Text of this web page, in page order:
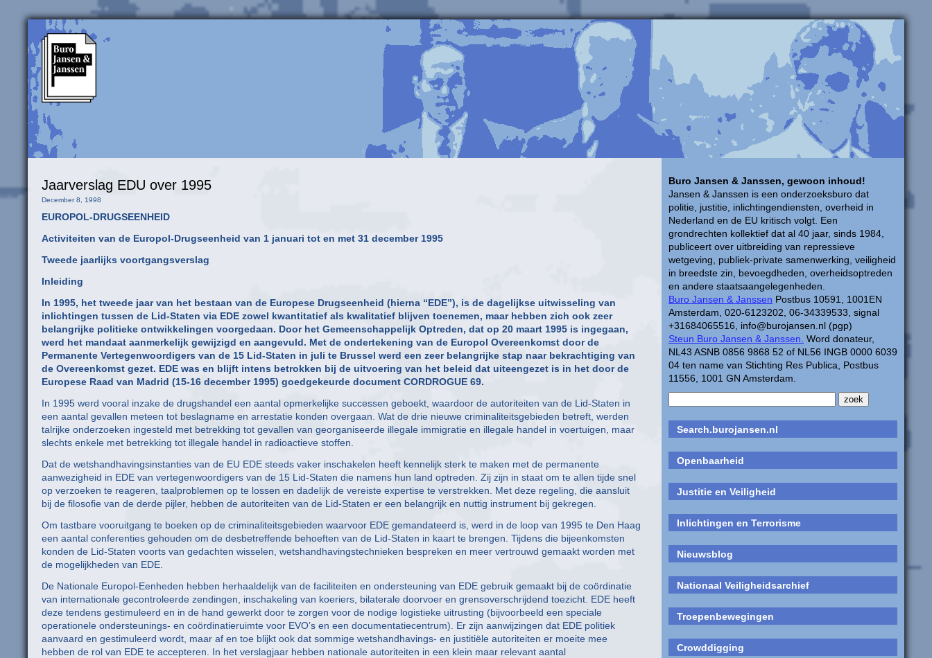
Buro Jansen & Janssen, gewoon inhoud!
Jansen & Janssen is een onderzoeksburo dat
politie, justitie, inlichtingendiensten, overheid in
Nederland en de EU kritisch volgt. Een
grondrechten kollektief dat al 40 jaar, sinds 1984,
publiceert over uitbreiding van repressieve
wetgeving, publiek-private samenwerking, veiligheid
in breedste zin, bevoegdheden, overheidsoptreden
en andere staatsaangelegenheden.
Buro Jansen & Janssen Postbus 10591, 1001EN
Amsterdam, 020-6123202, 06-34339533, signal
+31684065516, info@burojansen.nl (pgp)
Steun Buro Jansen & Janssen. Word donateur,
NL43 ASNB 0856 9868 52 of NL56 INGB 0000 6039
04 ten name van Stichting Res Publica, Postbus
11556, 1001 GN Amsterdam.
Search.burojansen.nl
Openbaarheid
Justitie en Veiligheid
Inlichtingen en Terrorisme
Nieuwsblog
Nationaal Veiligheidsarchief
Troepenbewegingen
Crowddigging
Jaarverslag EDU over 1995
December 8, 1998
EUROPOL-DRUGSEENHEID
Activiteiten van de Europol-Drugseenheid van 1 januari tot en met 31 december 1995
Tweede jaarlijks voortgangsverslag
Inleiding
In 1995, het tweede jaar van het bestaan van de Europese Drugseenheid (hierna “EDE”), is de dagelijkse uitwisseling van
inlichtingen tussen de Lid-Staten via EDE zowel kwantitatief als kwalitatief blijven toenemen, maar hebben zich ook zeer
belangrijke politieke ontwikkelingen voorgedaan. Door het Gemeenschappelijk Optreden, dat op 20 maart 1995 is ingegaan,
werd het mandaat aanmerkelijk gewijzigd en aangevuld. Met de ondertekening van de Europol Overeenkomst door de
Permanente Vertegenwoordigers van de 15 Lid-Staten in juli te Brussel werd een zeer belangrijke stap naar bekrachtiging van
de Overeenkomst gezet. EDE was en blijft intens betrokken bij de uitvoering van het beleid dat uiteengezet is in het door de
Europese Raad van Madrid (15-16 december 1995) goedgekeurde document CORDROGUE 69.
In 1995 werd vooral inzake de drugshandel een aantal opmerkelijke successen geboekt, waardoor de autoriteiten van de Lid-Staten in
een aantal gevallen meteen tot beslagname en arrestatie konden overgaan. Wat de drie nieuwe criminaliteitsgebieden betreft, werden
talrijke onderzoeken ingesteld met betrekking tot gevallen van georganiseerde illegale immigratie en illegale handel in voertuigen, maar
slechts enkele met betrekking tot illegale handel in radioactieve stoffen.
Dat de wetshandhavingsinstanties van de EU EDE steeds vaker inschakelen heeft kennelijk sterk te maken met de permanente
aanwezigheid in EDE van vertegenwoordigers van de 15 Lid-Staten die namens hun land optreden. Zij zijn in staat om te allen tijde snel
op verzoeken te reageren, taalproblemen op te lossen en dadelijk de vereiste expertise te verstrekken. Met deze regeling, die aansluit
bij de filosofie van de derde pijler, hebben de autoriteiten van de Lid-Staten er een belangrijk en nuttig instrument bij gekregen.
Om tastbare vooruitgang te boeken op de criminaliteitsgebieden waarvoor EDE gemandateerd is, werd in de loop van 1995 te Den Haag
een aantal conferenties gehouden om de desbetreffende behoeften van de Lid-Staten in kaart te brengen. Tijdens die bijeenkomsten
konden de Lid-Staten voorts van gedachten wisselen, wetshandhavingstechnieken bespreken en meer vertrouwd gemaakt worden met
de mogelijkheden van EDE.
De Nationale Europol-Eenheden hebben herhaaldelijk van de faciliteiten en ondersteuning van EDE gebruik gemaakt bij de coördinatie
van internationale gecontroleerde zendingen, inschakeling van koeriers, bilaterale doorvoer en grensoverschrijdend toezicht. EDE heeft
deze tendens gestimuleerd en in de hand gewerkt door te zorgen voor de nodige logistieke uitrusting (bijvoorbeeld een speciale
operationele ondersteunings- en coördinatieruimte voor EVO’s en een documentatiecentrum). Er zijn aanwijzingen dat EDE politiek
aanvaard en gestimuleerd wordt, maar af en toe blijkt ook dat sommige wetshandhavings- en justitiële autoriteiten er moeite mee
hebben de rol van EDE te accepteren. In het verslagjaar hebben nationale autoriteiten in een klein maar relevant aantal